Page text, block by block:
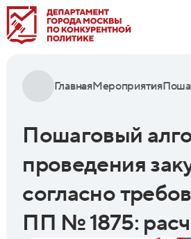
ГлавнаяМероприятия
Пошаговый
проведения
согласно
ПП № 1875: